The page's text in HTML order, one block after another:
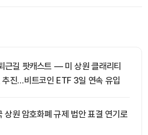
근길 팟캐스트 — 미 상원 클래리티
추진…비트코인 ETF 3일 연속 유입
상원 암호화폐 규제 법안 표결 연기로